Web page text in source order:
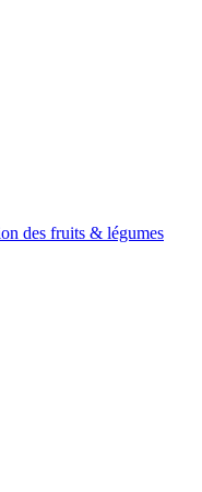
des fruits & légumes